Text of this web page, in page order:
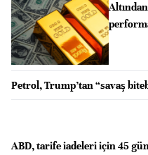
Petrol, Trump’tan “savaş
ABD, tarife iadeleri için 45